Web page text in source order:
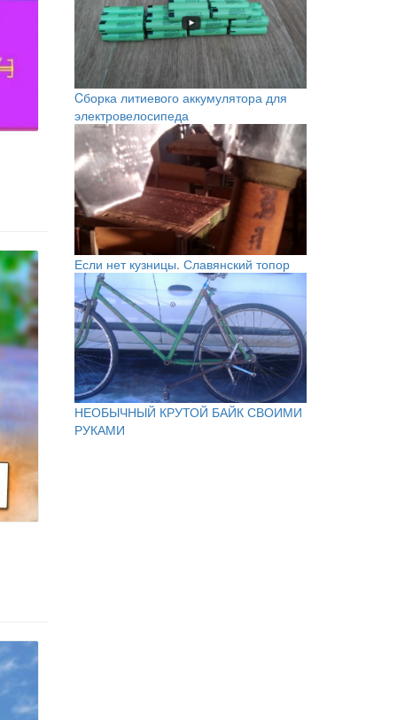
Cборка литиевого аккумулятора для
электровелосипеда
Если нет кузницы. Славянский топор
НЕОБЫЧНЫЙ КРУТОЙ БАЙК СВОИМИ
РУКАМИ